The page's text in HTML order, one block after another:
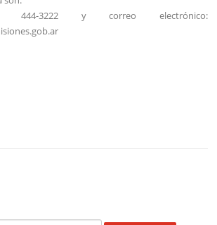
444-3222 y correo electrónico: